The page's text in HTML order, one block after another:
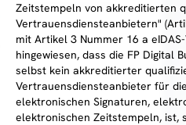
Zeitstempeln von akkreditierten
Vertrauensdiensteanbietern"
mit Artikel 3 Nummer 16 a
hingewiesen, dass die FP Digital
selbst kein akkreditierter
Vertrauensdiensteanbieter für
elektronischen Signaturen,
elektronischen Zeitstempeln, ist,